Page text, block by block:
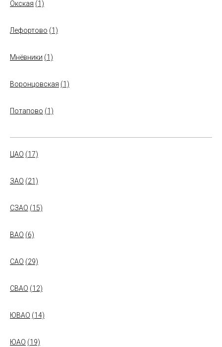
Окская (1)
Лефортово (1)
Мнёвники (1)
Воронцовская (1)
Потапово (1)
ЦАО (17)
ЗАО (21)
СЗАО (15)
ВАО (6)
САО (29)
СВАО (12)
ЮВАО (14)
ЮАО (19)